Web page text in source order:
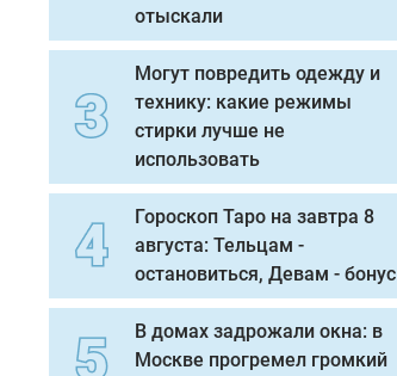
отыскали
Могут повредить одежду и
технику: какие режимы
стирки лучше не
использовать
Гороскоп Таро на завтра 8
августа: Тельцам -
остановиться, Девам - бонус
В домах задрожали окна: в
Москве прогремел громкий